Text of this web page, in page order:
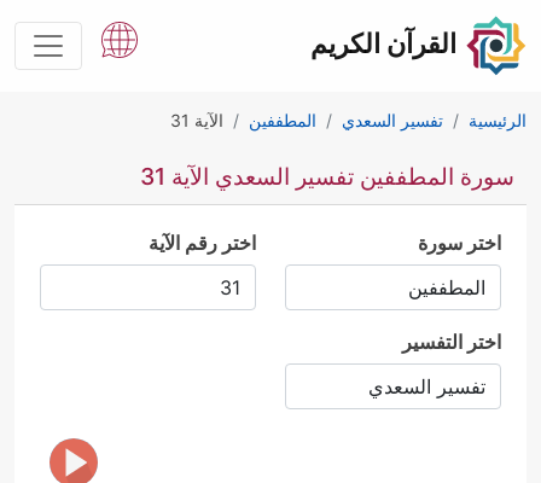
القرآن الكريم
الرئيسية تفسير السعدي المطففين الآية 31
سورة المطففين تفسير السعدي الآية 31
اختر سورة اختر رقم الآية
اختر التفسير